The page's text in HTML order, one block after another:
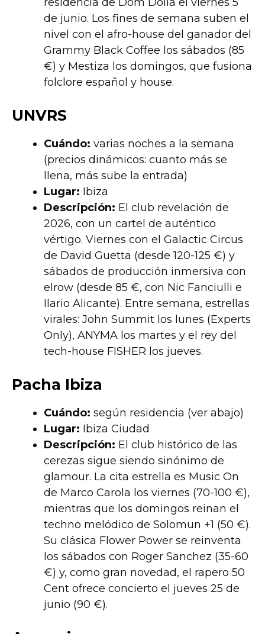
de junio. Los fines de semana suben el
nivel con el afro-house del ganador del
Grammy Black Coffee los sábados (85
€) y Mestiza los domingos, que fusiona
folclore español y house.
UNVRS
Cuándo: varias noches a la semana
(precios dinámicos: cuanto más se
llena, más sube la entrada)
Lugar: Ibiza
Descripción: El club revelación de
2026, con un cartel de auténtico
vértigo. Viernes con el Galactic Circus
de David Guetta (desde 120-125 €) y
sábados de producción inmersiva con
elrow (desde 85 €, con Nic Fanciulli e
Ilario Alicante). Entre semana, estrellas
virales: John Summit los lunes (Experts
Only), ANYMA los martes y el rey del
tech-house FISHER los jueves.
Pacha Ibiza
Cuándo: según residencia (ver abajo)
Lugar: Ibiza Ciudad
Descripción: El club histórico de las
cerezas sigue siendo sinónimo de
glamour. La cita estrella es Music On
de Marco Carola los viernes (70-100 €),
mientras que los domingos reinan el
techno melódico de Solomun +1 (50 €).
Su clásica Flower Power se reinventa
los sábados con Roger Sanchez (35-60
€) y, como gran novedad, el rapero 50
Cent ofrece concierto el jueves 25 de
junio (90 €).